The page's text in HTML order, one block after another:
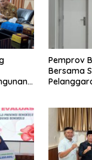
Pemprov
Bersama
Sorotan